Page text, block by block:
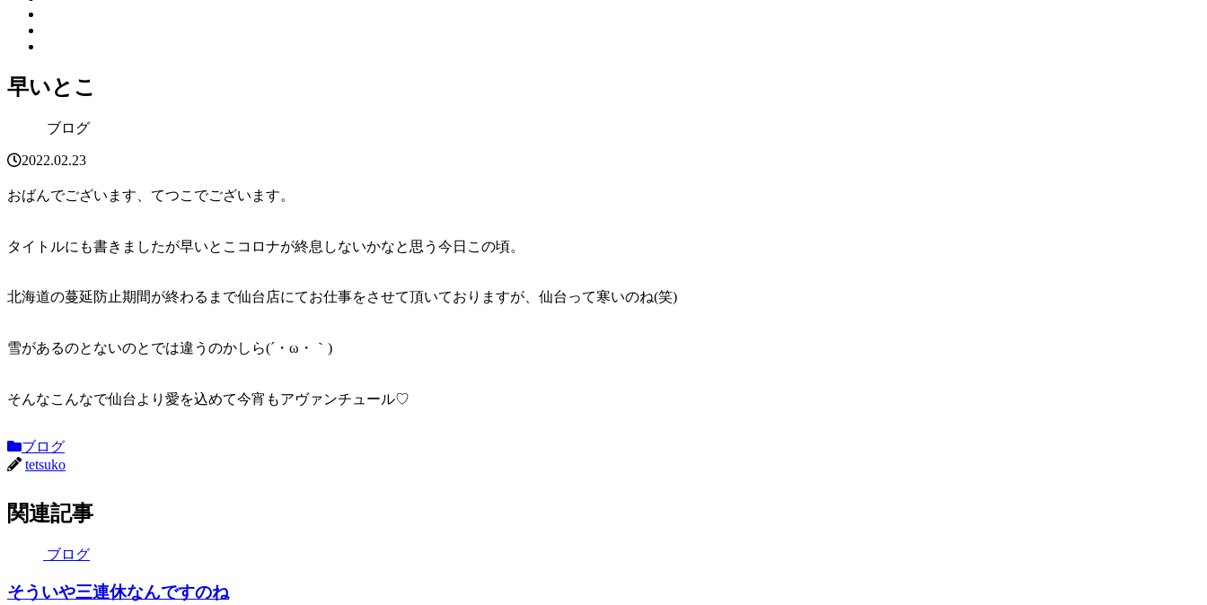
早いとこ
ブログ
2022.02.23
おばんでございます、てつこでございます。
タイトルにも書きましたが早いとこコロナが終息しないかなと思う今日この頃。
北海道の蔓延防止期間が終わるまで仙台店にてお仕事をさせて頂いておりますが、仙台って寒いのね(笑)
雪があるのとないのとでは違うのかしら(´・ω・｀)
そんなこんなで仙台より愛を込めて今宵もアヴァンチュール♡
ブログ
tetsuko
関連記事
ブログ
そういや三連休なんですのね